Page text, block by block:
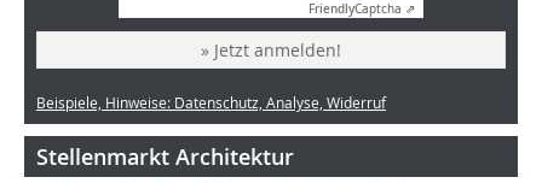
FriendlyCaptcha ⇗
» Jetzt anmelden!
Beispiele, Hinweise: Datenschutz, Analyse, Widerruf
Stellenmarkt Architektur